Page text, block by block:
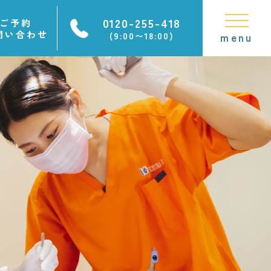
ご予約
い合わせ
0120-255-418
(9:00〜18:00) menu